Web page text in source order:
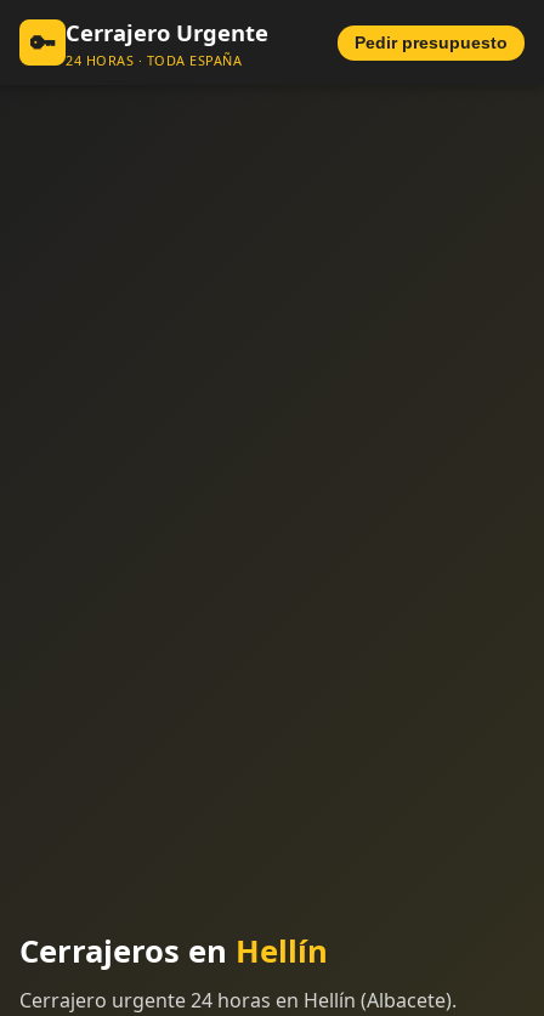
🔑 Cerrajero Urgente
24 HORAS · TODA ESPAÑA
Pedir presupuesto
Cerrajeros en Hellín
Cerrajero urgente 24 horas en Hellín (Albacete).